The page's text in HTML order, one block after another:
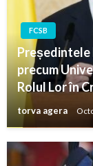
FCSB
Președintele
precum
Rolul Lor în
torva agera